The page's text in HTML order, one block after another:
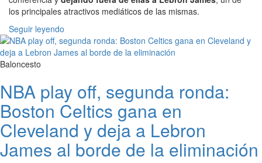
los principales atractivos mediáticos de las mismas.
Seguir leyendo
Baloncesto
NBA play off, segunda ronda:
Boston Celtics gana en
Cleveland y deja a Lebron
James al borde de la eliminación